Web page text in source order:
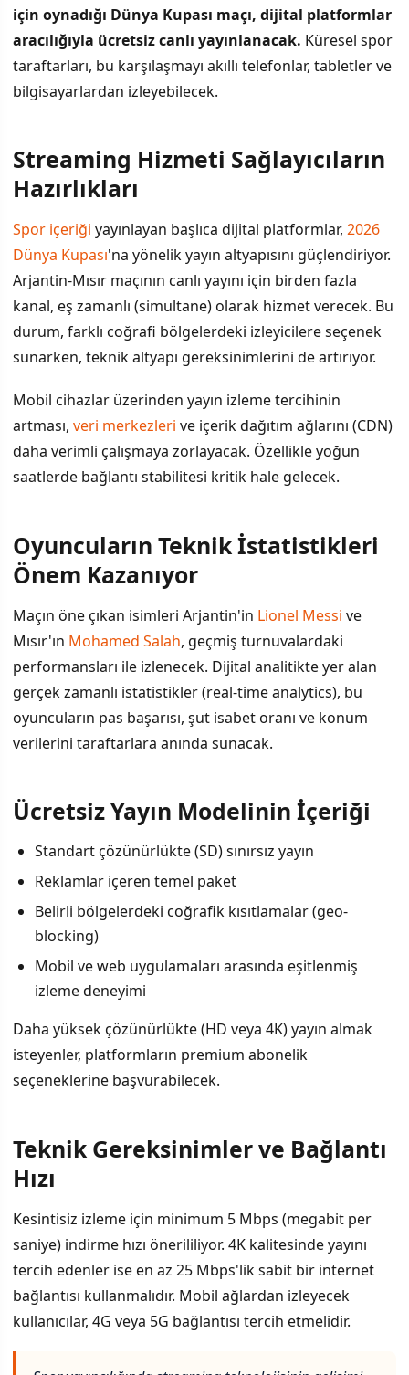
için oynadığı Dünya Kupası maçı, dijital platformlar
aracılığıyla ücretsiz canlı yayınlanacak. Küresel spor
taraftarları, bu karşılaşmayı akıllı telefonlar, tabletler ve
bilgisayarlardan izleyebilecek.
İÇINDEKILER ›
Oyuncuların Teknik İstatistikleri Önem Kazanıyor
Teknik Gereksinimler ve Bağlantı Hızı
Streaming Hizmeti Sağlayıcıların
Hazırlıkları
Spor içeriği yayınlayan başlıca dijital platformlar, 2026
Dünya Kupası'na yönelik yayın altyapısını güçlendiriyor.
Arjantin-Mısır maçının canlı yayını için birden fazla
kanal, eş zamanlı (simultane) olarak hizmet verecek. Bu
durum, farklı coğrafi bölgelerdeki izleyicilere seçenek
sunarken, teknik altyapı gereksinimlerini de artırıyor.
Mobil cihazlar üzerinden yayın izleme tercihinin
artması, veri merkezleri ve içerik dağıtım ağlarını (CDN)
daha verimli çalışmaya zorlayacak. Özellikle yoğun
saatlerde bağlantı stabilitesi kritik hale gelecek.
Oyuncuların Teknik İstatistikleri
Önem Kazanıyor
Maçın öne çıkan isimleri Arjantin'in Lionel Messi ve
Mısır'ın Mohamed Salah, geçmiş turnuvalardaki
performansları ile izlenecek. Dijital analitikte yer alan
gerçek zamanlı istatistikler (real-time analytics), bu
oyuncuların pas başarısı, şut isabet oranı ve konum
verilerini taraftarlara anında sunacak.
Ücretsiz Yayın Modelinin İçeriği
Standart çözünürlükte (SD) sınırsız yayın
Reklamlar içeren temel paket
Belirli bölgelerdeki coğrafik kısıtlamalar (geo-
blocking)
Mobil ve web uygulamaları arasında eşitlenmiş
izleme deneyimi
Daha yüksek çözünürlükte (HD veya 4K) yayın almak
isteyenler, platformların premium abonelik
seçeneklerine başvurabilecek.
Teknik Gereksinimler ve Bağlantı
Hızı
Kesintisiz izleme için minimum 5 Mbps (megabit per
saniye) indirme hızı önerililiyor. 4K kalitesinde yayını
tercih edenler ise en az 25 Mbps'lik sabit bir internet
bağlantısı kullanmalıdır. Mobil ağlardan izleyecek
kullanıcılar, 4G veya 5G bağlantısı tercih etmelidir.